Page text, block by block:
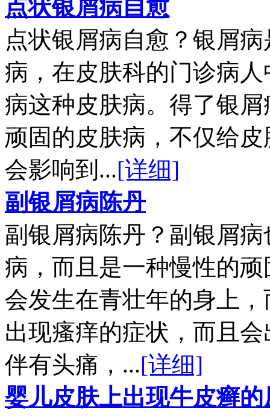
点状银屑病自愈
点状银屑病自愈？银屑
病，在皮肤科的门诊病
病这种皮肤病。得了银
顽固的皮肤病，不仅给
会影响到...[详细]
副银屑病陈丹
副银屑病陈丹？副银屑
病，而且是一种慢性的
会发生在青壮年的身上
出现瘙痒的症状，而且
伴有头痛，...[详细]
婴儿皮肤上出现牛皮癣